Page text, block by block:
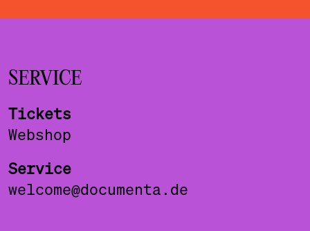
SERVICE
Tickets
Webshop
Service
welcome@documenta.de